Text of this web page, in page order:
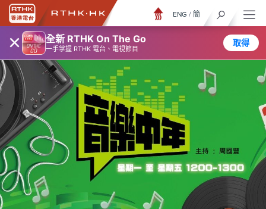
× 全新 RTHK On The Go
一手掌握 RTHK 電台、電視節目
取得
ENG / 簡